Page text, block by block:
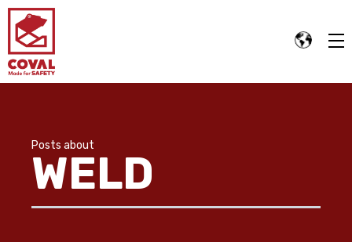
Posts about
WELD